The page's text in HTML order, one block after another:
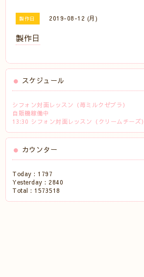
製作日 2019-08-12 (月)
製作日
スケジュール
シフォン対面レッスン（苺ミルクゼブラ）
自販機稼働中
13:30 シフォン対面レッスン（クリームチーズ）
カウンター
Today : 1797
Yesterday : 2840
Total : 1573518